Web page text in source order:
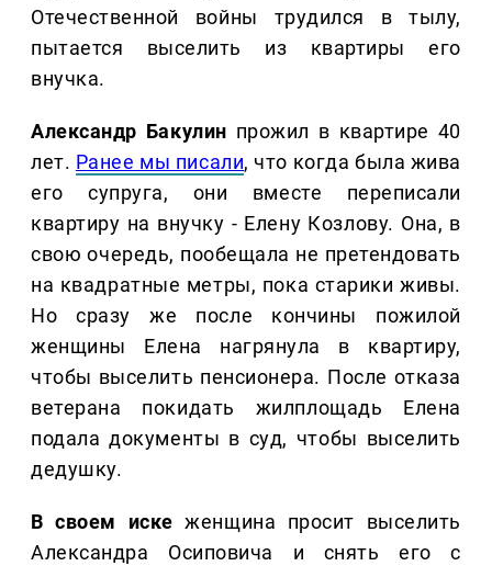
Отечественной войны трудился в тылу,
пытается выселить из квартиры его
внучка.
Александр Бакулин прожил в квартире 40
лет. Ранее мы писали, что когда была жива
его супруга, они вместе переписали
квартиру на внучку - Елену Козлову. Она, в
свою очередь, пообещала не претендовать
на квадратные метры, пока старики живы.
Но сразу же после кончины пожилой
женщины Елена нагрянула в квартиру,
чтобы выселить пенсионера. После отказа
ветерана покидать жилплощадь Елена
подала документы в суд, чтобы выселить
дедушку.
В своем иске женщина просит выселить
Александра Осиповича и снять его с